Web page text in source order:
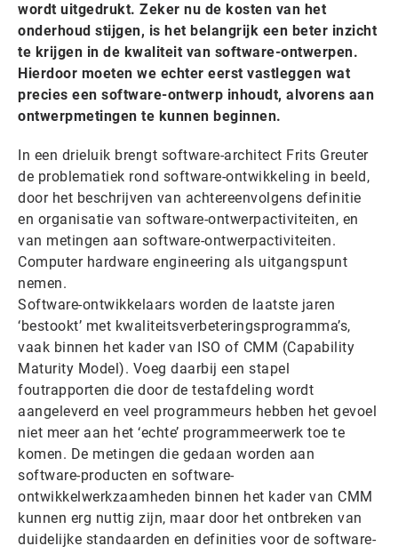
wordt uitgedrukt. Zeker nu de kosten van het
onderhoud stijgen, is het belangrijk een beter inzicht
te krijgen in de kwaliteit van software-ontwerpen.
Hierdoor moeten we echter eerst vastleggen wat
precies een software-ontwerp inhoudt, alvorens aan
ontwerpmetingen te kunnen beginnen.
In een drieluik brengt software-architect Frits Greuter
de problematiek rond software-ontwikkeling in beeld,
door het beschrijven van achtereenvolgens definitie
en organisatie van software-ontwerpactiviteiten, en
van metingen aan software-ontwerpactiviteiten.
Computer hardware engineering als uitgangspunt
nemen.
Software-ontwikkelaars worden de laatste jaren
‘bestookt’ met kwaliteitsverbeteringsprogramma’s,
vaak binnen het kader van ISO of CMM (Capability
Maturity Model). Voeg daarbij een stapel
foutrapporten die door de testafdeling wordt
aangeleverd en veel programmeurs hebben het gevoel
niet meer aan het ‘echte’ programmeerwerk toe te
komen. De metingen die gedaan worden aan
software-producten en software-
ontwikkelwerkzaamheden binnen het kader van CMM
kunnen erg nuttig zijn, maar door het ontbreken van
duidelijke standaarden en definities voor de software-